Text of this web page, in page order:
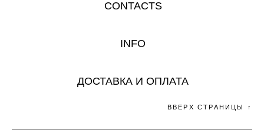
CONTACTS
INFO
ДОСТАВКА И ОПЛАТА
ВВЕРХ СТРАНИЦЫ ↑